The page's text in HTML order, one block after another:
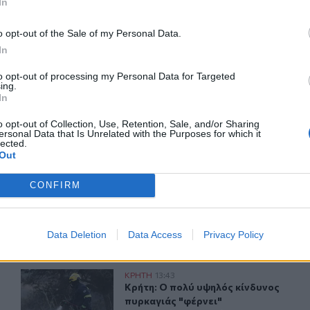
opt-out of the Sale of my Personal Data.
opt-out of processing my Personal Data for Targeted
opt-out of Collection, Use, Retention, Sale, and/or Sharing
Data that Is Unrelated with the Purposes for which it
CONFIRM
Data Deletion Data Access Privacy Policy
του CRETALIVE
ΕΊΔΗΣΗ
μετά τη φωτιά στο νότιο Ρέθυμνο
στην Κρήτη», μετά τη φωτιά στο νότιο Ρέθυμνο
Συναγερμός για άνδρα περιπατητή που ζήτησε τις
Συναγερμός για άνδρα περιπατητή
Συναγερμός για άνδρα
περιπατητή που ζήτησε τις
φαράγγι του Τράφουλα
η κυκλοφορία
– Πώς θα γίνεται η κυκλοφορία
Κρήτη: Ο πολύ υψηλός κίνδυνος πυρκαγιάς "φέρνει"
ΚΡΗΤΗ 13:43
Κρήτη: Ο πολύ υψηλός κίνδυνος
Κρήτη: Ο πολύ υψηλός κίνδυνος
πυρκαγιάς "φέρνει"